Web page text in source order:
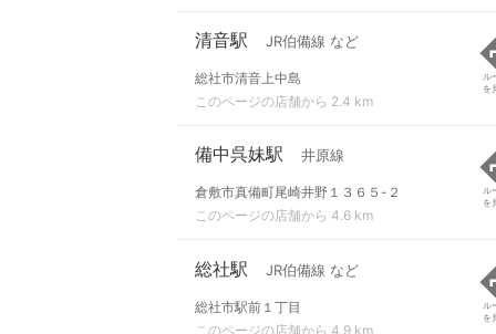
清音駅 JR伯備線 など
総社市清音上中島
このページの店舗から 2.4 km
ル
を
備中呉妹駅 井原線
倉敷市真備町尾崎井野１３６５-２
このページの店舗から 4.6 km
ル
を
総社駅 JR伯備線 など
総社市駅前１丁目
このページの店舗から 4.9 km
ル
を